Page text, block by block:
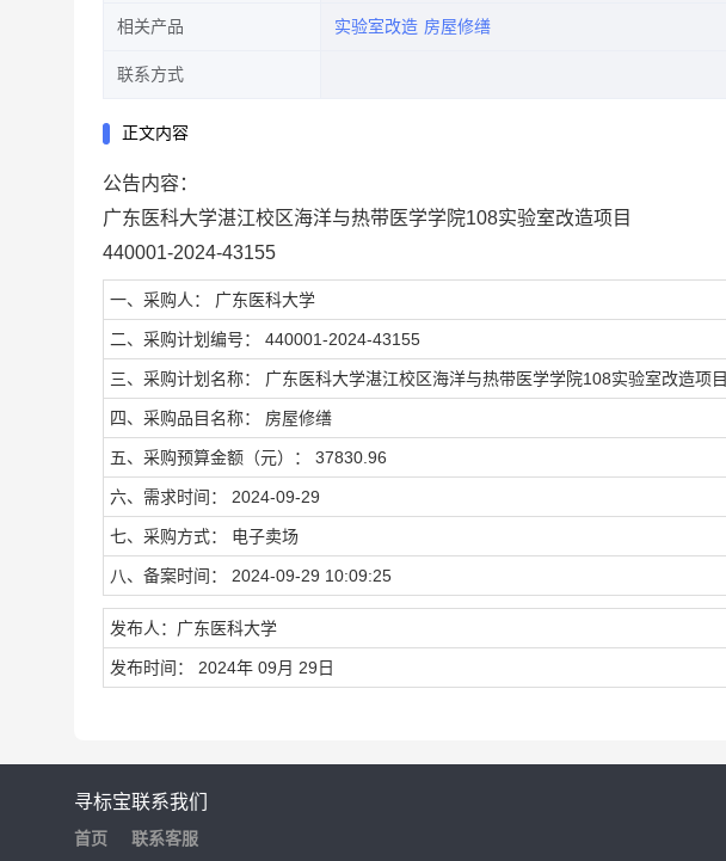
相关产品 实验室改造 房屋修缮
联系方式
正文内容
公告内容：
广东医科大学湛江校区海洋与热带医学学院108实验室改造项目
440001-2024-43155
一、采购人： 广东医科大学
二、采购计划编号： 440001-2024-43155
三、采购计划名称： 广东医科大学湛江校区海洋与热带医学学院108实验室改造项目
四、采购品目名称： 房屋修缮
五、采购预算金额（元）： 37830.96
六、需求时间： 2024-09-29
七、采购方式： 电子卖场
八、备案时间： 2024-09-29 10:09:25
发布人：广东医科大学
发布时间： 2024年 09月 29日
寻标宝
首页
联系我们
联系客服